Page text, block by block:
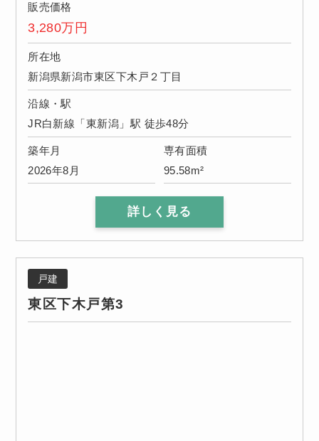
販売価格
3,280万円
所在地
新潟県新潟市東区下木戸２丁目
沿線・駅
JR白新線「東新潟」駅 徒歩48分
築年月
2026年8月
専有面積
95.58m²
詳しく見る
戸建
東区下木戸第3